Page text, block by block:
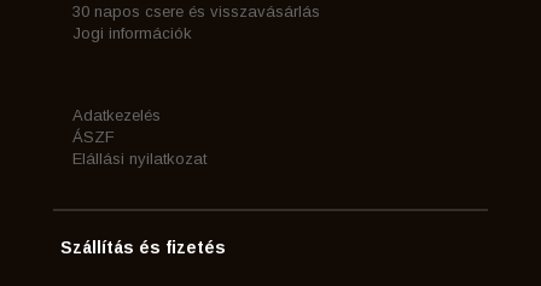
30 napos csere és visszavásárlás
Jogi információk
Adatkezelés
ÁSZF
Elállási nyilatkozat
Szállítás és fizetés